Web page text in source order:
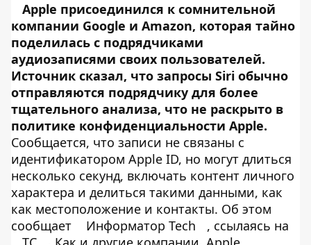
Apple присоединился к сомнительной
компании Google и Amazon, которая тайно
поделилась с подрядчиками
аудиозаписями своих пользователей.
Источник сказал, что запросы Siri обычно
отправляются подрядчику для более
тщательного анализа, что не раскрыто в
политике конфиденциальности Apple.
Сообщается, что записи не связаны с
идентификатором Apple ID, но могут длиться
несколько секунд, включать контент личного
характера и делиться такими данными, как
как местоположение и контакты. Об этом
сообщает
Информатор Tech
, ссылаясь на